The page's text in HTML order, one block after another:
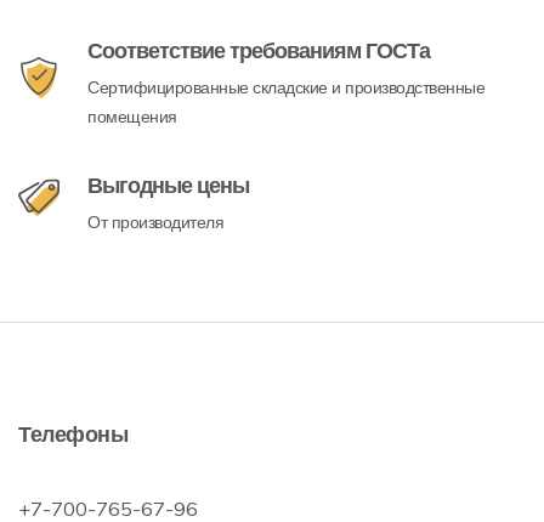
Соответствие требованиям ГОСТа
Сертифицированные складские и производственные
помещения
Выгодные цены
От производителя
Телефоны
+7-700-765-67-96